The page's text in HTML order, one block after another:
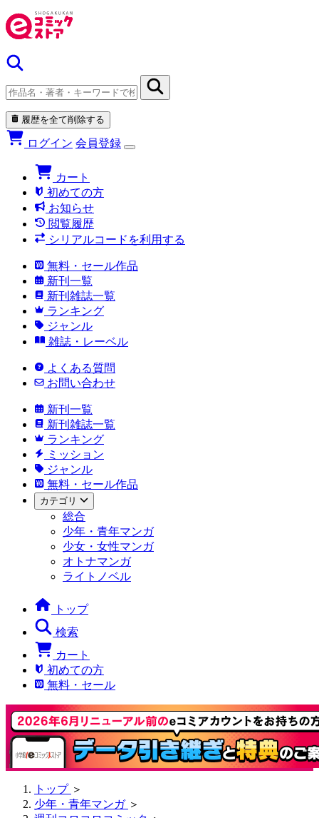
履歴を全て削除する
ログイン 会員登録
カート
初めての方
お知らせ
閲覧履歴
シリアルコードを利用する
無料・セール作品
新刊一覧
新刊雑誌一覧
ランキング
ジャンル
雑誌・レーベル
よくある質問
お問い合わせ
新刊一覧
新刊雑誌一覧
ランキング
ミッション
ジャンル
無料・セール作品
カテゴリ
総合
少年・青年マンガ
少女・女性マンガ
オトナマンガ
ライトノベル
トップ
検索
カート
初めての方
無料・セール
トップ ＞
少年・青年マンガ ＞